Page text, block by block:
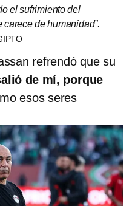
el sufrimiento del
de humanidad”.
refrendó que su
de mí, porque
esos seres